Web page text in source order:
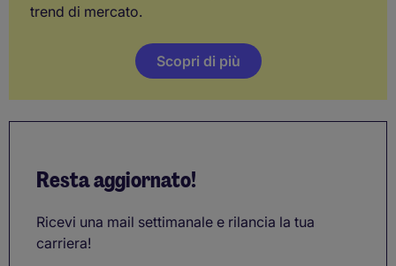
trend di mercato.
Scopri di più
Resta aggiornato!
Ricevi una mail settimanale e rilancia la tua
carriera!